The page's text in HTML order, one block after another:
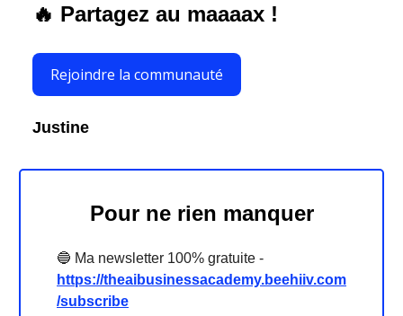
🔥 Partagez au maaaax !
Rejoindre la communauté
Justine
Pour ne rien manquer
🔵 Ma newsletter 100% gratuite -
https://theaibusinessacademy.beehiiv.com
/subscribe